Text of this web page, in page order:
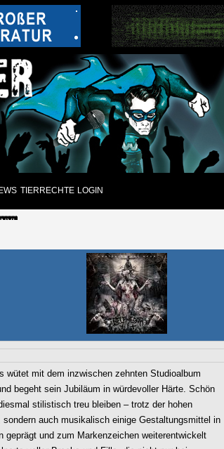
TIERRECHTE LOGIN
wütet mit dem inzwischen zehnten Studioalbum
begeht sein Jubiläum in würdevoller Härte. Schön
stilistisch treu bleiben – trotz der hohen
auch musikalisch einige Gestaltungsmittel in
und zum Markenzeichen weiterentwickelt